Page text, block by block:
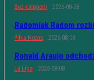
Bez kategorii 2026-08-08
Radomiak Radom
Piłka Nożna 2026-08-08
Ronald Araujo
La Liga 2026-08-08